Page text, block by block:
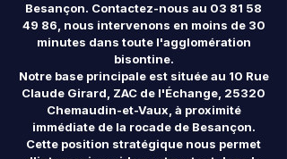
Besançon. Contactez-nous au 03 81 58
49 86 , nous intervenons en moins de 30
minutes dans toute l'agglomération
bisontine.
Notre base principale est située au 10 Rue
Claude Girard, ZAC de l'Échange, 25320
Chemaudin-et-Vaux, à proximité
immédiate de la rocade de Besançon.
Cette position stratégique nous permet